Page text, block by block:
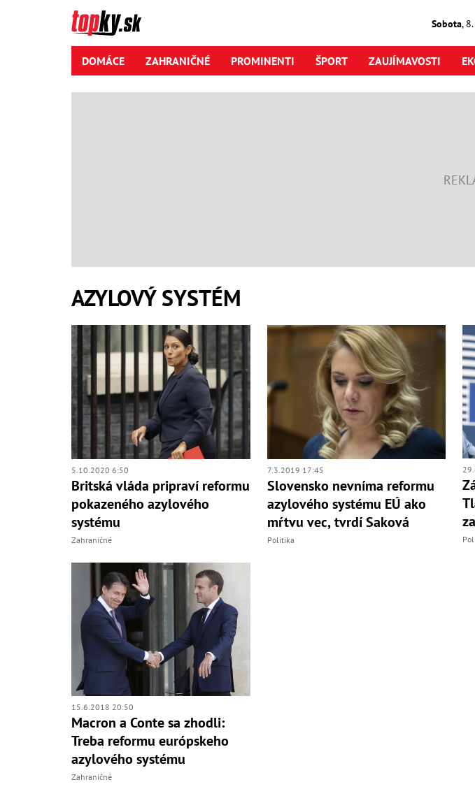
Sobota,
DOMÁCE ZAHRANIČNÉ PROMINENTI ŠPORT ZAUJÍMAVOSTI
AZYLOVÝ SYSTÉM
5.10.2020 6:50
Britská vláda pripraví reformu
pokazeného azylového
systému
Zahraničné
7.3.2019 17:45
Slovensko nevníma reformu
azylového systému EÚ ako
mŕtvu vec, tvrdí Saková
Politika
15.6.2018 20:50
Macron a Conte sa zhodli:
Treba reformu európskeho
azylového systému
Zahraničné